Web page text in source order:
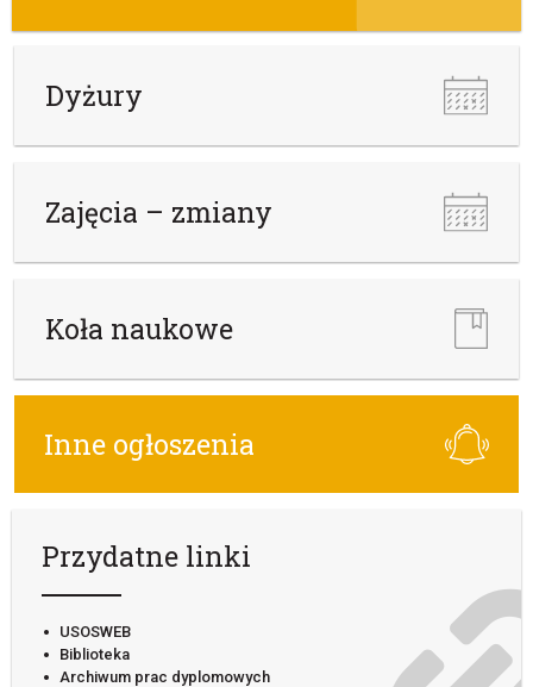
Dyżury
Zajęcia – zmiany
Koła naukowe
Inne ogłoszenia
Przydatne linki
USOSWEB
Biblioteka
Archiwum prac dyplomowych